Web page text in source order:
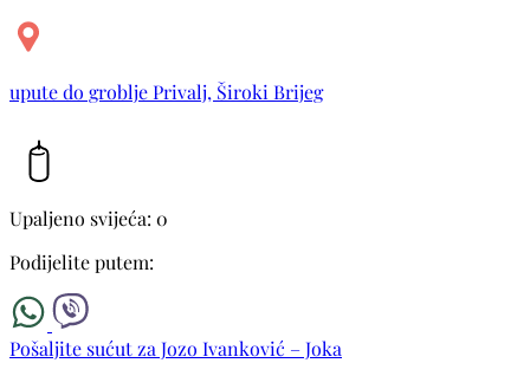
upute do groblje Privalj, Široki Brijeg
Upaljeno svijeća: 0
Podijelite putem:
Pošaljite sućut za Jozo Ivanković – Joka